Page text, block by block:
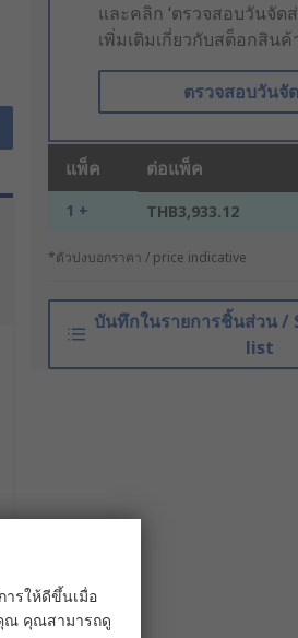
และคลิก ‘ตรวจสอบวันจัด
เพิ่มเติมเกี่ยวกับสต็อกสิน
ตรวจสอบวันจั
แพ็ค ต่อแพ็ค
1 + THB3,933.12
*ตัวบ่งบอกราคา / price indicative
บันทึกในรายการชิ้นส่วน /
list
ารให้ดีขึ้นเมื่อ
ณ คุณสามารถดู